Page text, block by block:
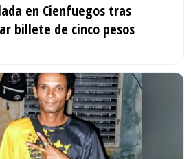
en Cienfuegos tras
billete de cinco pesos